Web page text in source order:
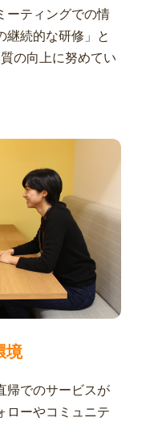
ーティングでの情
継続的な研修」と
の向上に努めてい
境
帰でのサービスが
ローやコミュニテ